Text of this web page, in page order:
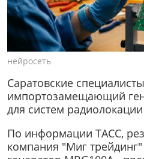
нейросеть
Саратовские
импортозамещающий
для систем
По информации ТАСС,
компания "Миг трейдинг"